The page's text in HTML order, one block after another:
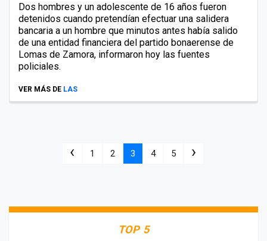
Dos hombres y un adolescente de 16 años fueron
detenidos cuando pretendían efectuar una salidera
bancaria a un hombre que minutos antes había salido
de una entidad financiera del partido bonaerense de
Lomas de Zamora, informaron hoy las fuentes
policiales.
VER MÁS DE LAS
‹ 1 2 3 4 5 ›
TOP 5